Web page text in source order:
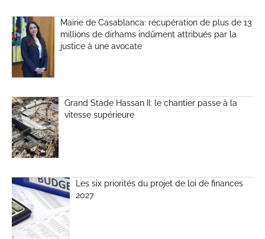
Mairie de Casablanca: récupération de plus de 13
millions de dirhams indûment attribués par la
justice à une avocate
Grand Stade Hassan II: le chantier passe à la
vitesse supérieure
Les six priorités du projet de loi de finances
2027